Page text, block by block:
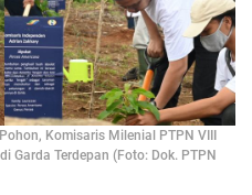
Komisaris Milenial PTPN VIII
Garda Terdepan (Foto: Dok. PTPN